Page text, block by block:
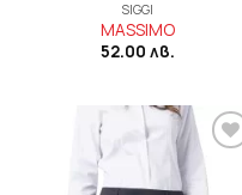
SIGGI
MASSIMO
52.00 лв.